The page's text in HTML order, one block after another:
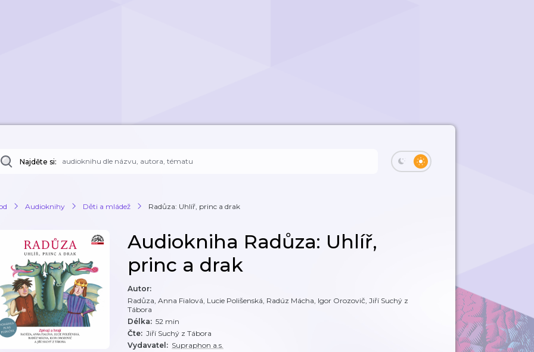
Najděte si:
Audioknihy Děti a mládež Radůza: Uhlíř, princ a drak
Audiokniha Radůza: Uhlíř,
princ a drak
Autor:
Radůza, Anna Fialová, Lucie Polišenská, Radúz Mácha, Igor Orozovič, Jiří Suchý z
Tábora
Délka: 52 min
Čte: Jiří Suchý z Tábora
Vydavatel : Supraphon a.s.